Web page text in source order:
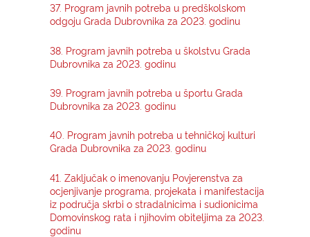
37. Program javnih potreba u predškolskom
odgoju Grada Dubrovnika za 2023. godinu
38. Program javnih potreba u školstvu Grada
Dubrovnika za 2023. godinu
39. Program javnih potreba u športu Grada
Dubrovnika za 2023. godinu
40. Program javnih potreba u tehničkoj kulturi
Grada Dubrovnika za 2023. godinu
41. Zaključak o imenovanju Povjerenstva za
ocjenjivanje programa, projekata i manifestacija
iz područja skrbi o stradalnicima i sudionicima
Domovinskog rata i njihovim obiteljima za 2023.
godinu